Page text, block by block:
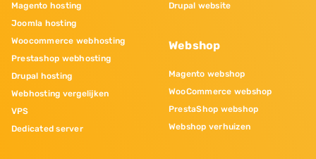
Magento hosting
Joomla hosting
Woocommerce webhosting
Prestashop webhosting
Drupal hosting
Webhosting vergelijken
VPS
Dedicated server
Drupal website
Webshop
Magento webshop
WooCommerce webshop
PrestaShop webshop
Webshop verhuizen